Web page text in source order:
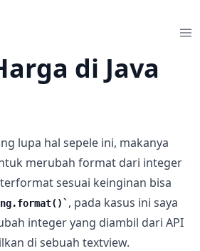
di Java
lupa hal sepele ini, makanya
merubah format dari integer
sesuai keinginan bisa
, pada kasus ini saya
integer yang diambil dari API
di sebuah textview.